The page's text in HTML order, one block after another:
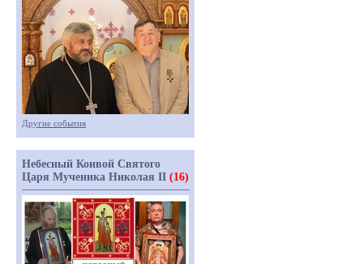
Другие события
Небесный Конвой Святого
Царя Мученика Николая II (16)